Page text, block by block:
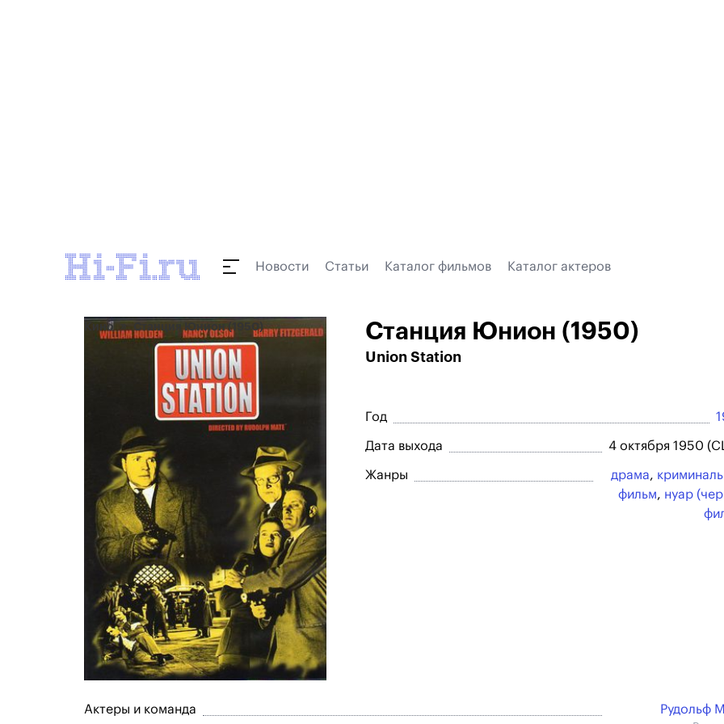
Новости Статьи Каталог фильмов Каталог актеров
Кино Станция Юнион (1950) Станция Юнион (1950)
Union Station
Год
Дата выхода 4 октября 1950
Жанры драма,
фильм, нуар
Актеры и команда Рудольф